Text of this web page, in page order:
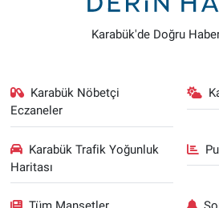
Karabük'de Doğru
Karabük Nöbetçi
Eczaneler
Karabük Trafik Yoğunluk
Haritası